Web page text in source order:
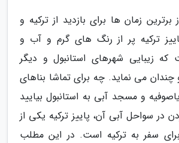
زمان ها برای بازدید از ترکیه و
ترکیه پر از رنگ های گرم و آب و
زیبایی شهرهای استانبول و دیگر
چندان می نماید. چه برای تماشا بناهای
و مسجد آبی به استانبول بیایید
در سواحل آبی آن، پاییز ترکیه یکی از
سفر به ترکیه است. در این مطلب